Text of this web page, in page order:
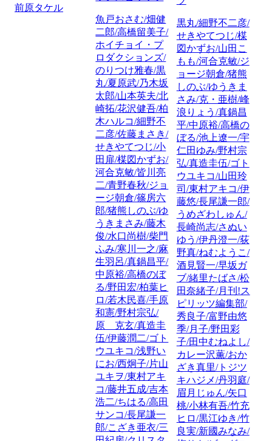
前原タケル
魚戸おさむ/畑健
二郎/高橋留美子/
ホイチョイ・プ
ロダクションズ/
のりつけ雅春/黒
丸/夏原武/乃木坂
太郎/山本英夫/北
崎拓/花沢健吾/柏
木ハルコ/細野不
二彦/佐藤まさき/
せきやてつじ/小
田扉/楳図かずお/
河合克敏/皆川亮
二/青野春秋/ジョ
ージ朝倉/篠房六
郎/猪熊しのぶ/ゆ
うきまさみ/藤木
俊/水口尚樹/柴門
ふみ/寒川一之/麻
生羽呂/真鍋昌平/
中原裕/高橋のぼ
る/野田宏/柏葉ヒ
ロ/若木民喜/手原
和憲/野村宗弘/
原 克玄/真造圭
伍/伊藤潤二/ゴト
ウユキコ/浅野い
にお/西炯子/片山
ユキヲ/東村アキ
コ/藤井五成/吉本
浩二/ちはる/高田
サンコ/長尾謙一
郎/こざき亜衣/三
黒丸/細野不二彦/
せきやてつじ/楳
図かずお/山田こ
もも/河合克敏/ジ
ョージ朝倉/猪熊
しのぶ/ゆうきま
さみ/克・亜樹/峰
浪りょう/真鍋昌
平/中原裕/高橋の
ぼる/池上遼一/宇
仁田ゆみ/野村宗
弘/真造圭伍/ゴト
ウユキコ/山田玲
司/東村アキコ/伊
藤悠/長尾謙一郎/
うめざわしゅん/
長崎尚志/さぬい
ゆう/伊丹澄一/荻
野真/ねむようこ/
酒見賢一/早坂ガ
ブ/緒里たばさ/松
田奈緒子/月刊!ス
ピリッツ編集部/
秀良子/富野由悠
季/月子/野田彩
子/田中むねよし/
カレー沢薫/おか
ざき真里/トジツ
キハジメ/丹羽庭/
眉月じゅん/矢口
桃/小林有吾/竹充
ヒロ/黒江ゆき/竹
良実/新國みなみ/